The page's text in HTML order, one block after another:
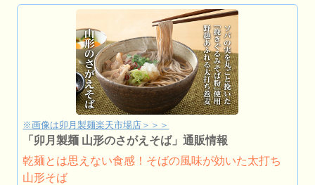
※画像は卯月製麺楽天市場店＞＞＞
「卯月製麺 山形のさがえそば」通販情報
乾麺とは思えない食感！そばの風味が効いた太打ち
山形そば